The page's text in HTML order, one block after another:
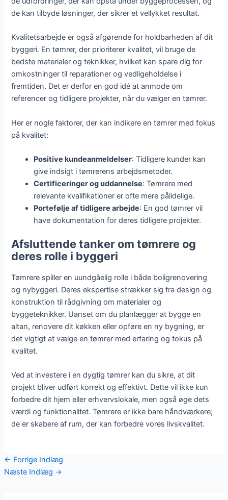
de kan tilbyde løsninger, der sikrer et vellykket resultat.
Kvalitetsarbejde er også afgørende for holdbarheden af dit
byggeri. En tømrer, der prioriterer kvalitet, vil bruge de
bedste materialer og teknikker, hvilket kan spare dig for
omkostninger til reparationer og vedligeholdelse i
fremtiden. Det er derfor en god idé at anmode om
referencer og tidligere projekter, når du vælger en tømrer.
Her er nogle faktorer, der kan indikere en tømrer med fokus
på kvalitet:
Positive kundeanmeldelser: Tidligere kunder kan
give indsigt i tømrerens arbejdsmetoder.
Certificeringer og uddannelse: Tømrere med
relevante kvalifikationer er ofte mere pålidelige.
Portefølje af tidligere arbejde: En god tømrer vil
have dokumentation for deres tidligere projekter.
Afsluttende tanker om tømrere og
deres rolle i byggeri
Tømrere spiller en uundgåelig rolle i både boligrenovering
og nybyggeri. Deres ekspertise strækker sig fra design og
konstruktion til rådgivning om materialer og
byggeteknikker. Uanset om du planlægger at bygge en
altan, renovere dit køkken eller opføre en ny bygning, er
det vigtigt at vælge en tømrer med erfaring og fokus på
kvalitet.
Ved at investere i en dygtig tømrer kan du sikre, at dit
projekt bliver udført korrekt og effektivt. Dette vil ikke kun
forbedre dit hjem eller erhvervslokale, men også øge dets
værdi og funktionalitet. Tømrere er ikke bare håndværkere;
de er skabere af rum, der kan forbedre vores livskvalitet.
← Forrige Indlæg
Næste Indlæg →